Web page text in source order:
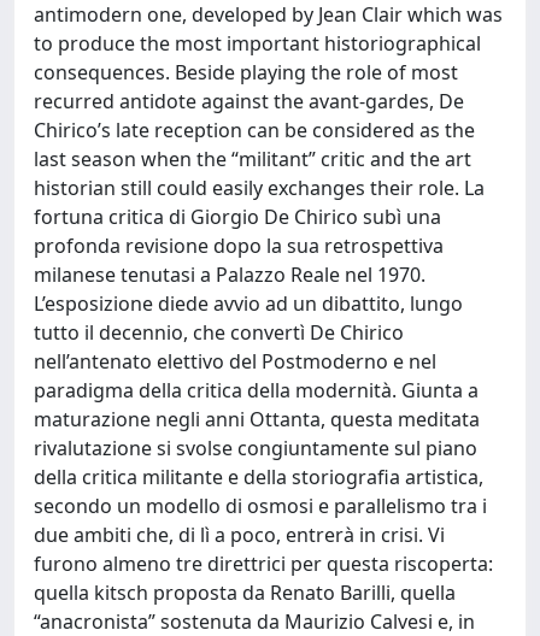
antimodern one, developed by Jean Clair which was
to produce the most important historiographical
consequences. Beside playing the role of most
recurred antidote against the avant-gardes, De
Chirico’s late reception can be considered as the
last season when the “militant” critic and the art
historian still could easily exchanges their role. La
fortuna critica di Giorgio De Chirico subì una
profonda revisione dopo la sua retrospettiva
milanese tenutasi a Palazzo Reale nel 1970.
L’esposizione diede avvio ad un dibattito, lungo
tutto il decennio, che convertì De Chirico
nell’antenato elettivo del Postmoderno e nel
paradigma della critica della modernità. Giunta a
maturazione negli anni Ottanta, questa meditata
rivalutazione si svolse congiuntamente sul piano
della critica militante e della storiografia artistica,
secondo un modello di osmosi e parallelismo tra i
due ambiti che, di lì a poco, entrerà in crisi. Vi
furono almeno tre direttrici per questa riscoperta:
quella kitsch proposta da Renato Barilli, quella
“anacronista” sostenuta da Maurizio Calvesi e, in